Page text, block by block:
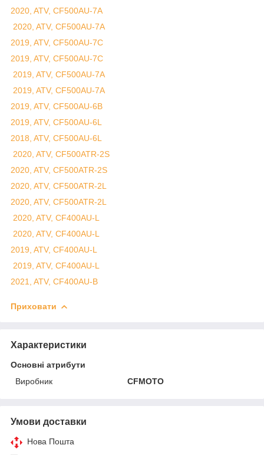
2020, ATV, CF500AU-7A
2020, ATV, CF500AU-7A
2019, ATV, CF500AU-7C
2019, ATV, CF500AU-7C
2019, ATV, CF500AU-7A
2019, ATV, CF500AU-7A
2019, ATV, CF500AU-6B
2019, ATV, CF500AU-6L
2018, ATV, CF500AU-6L
2020, ATV, CF500ATR-2S
2020, ATV, CF500ATR-2S
2020, ATV, CF500ATR-2L
2020, ATV, CF500ATR-2L
2020, ATV, CF400AU-L
2020, ATV, CF400AU-L
2019, ATV, CF400AU-L
2019, ATV, CF400AU-L
2021, ATV, CF400AU-B
Приховати
Характеристики
Основні атрибути
Виробник
CFMOTO
Умови доставки
Нова Пошта